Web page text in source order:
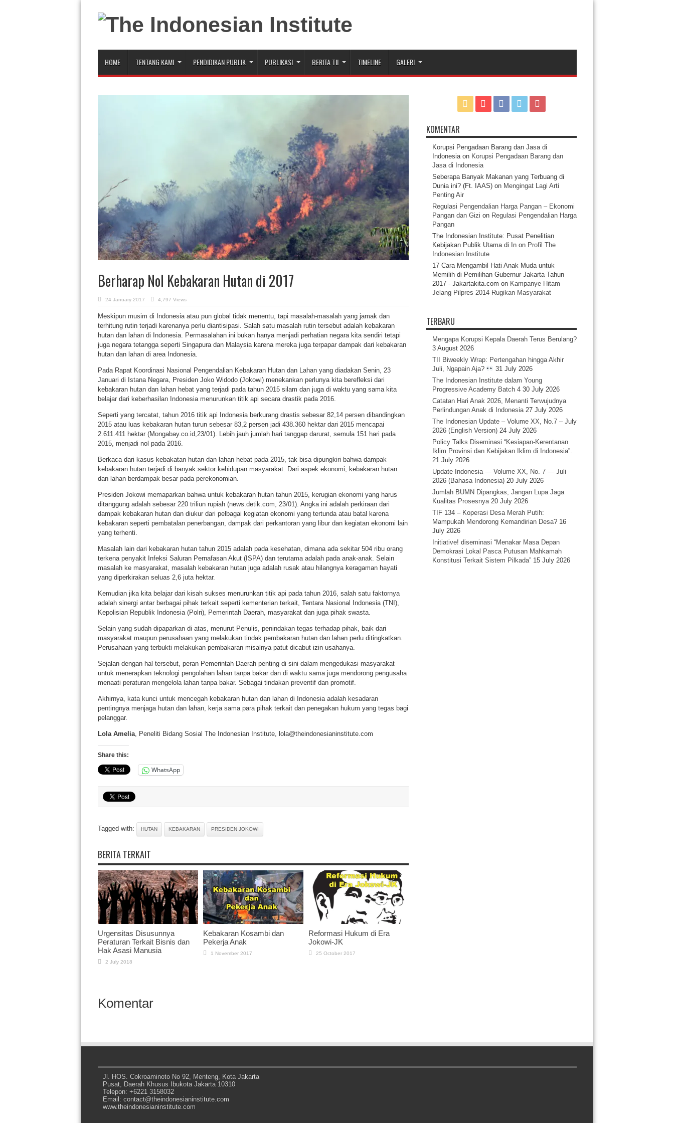
HOME TENTANG KAMI PENDIDIKAN PUBLIK PUBLIKASI BERITA TII TIMELINE GALERI
Berharap Nol Kebakaran Hutan di 2017
24 January 2017 4,797 Views
Meskipun musim di Indonesia atau pun global tidak menentu, tapi masalah-masalah yang jamak dan
terhitung rutin terjadi karenanya perlu diantisipasi. Salah satu masalah rutin tersebut adalah kebakaran
hutan dan lahan di Indonesia. Permasalahan ini bukan hanya menjadi perhatian negara kita sendiri tetapi
juga negara tetangga seperti Singapura dan Malaysia karena mereka juga terpapar dampak dari kebakaran
hutan dan lahan di area Indonesia.
Pada Rapat Koordinasi Nasional Pengendalian Kebakaran Hutan dan Lahan yang diadakan Senin, 23
Januari di Istana Negara, Presiden Joko Widodo (Jokowi) menekankan perlunya kita berefleksi dari
kebakaran hutan dan lahan hebat yang terjadi pada tahun 2015 silam dan juga di waktu yang sama kita
belajar dari keberhasilan Indonesia menurunkan titik api secara drastik pada 2016.
Seperti yang tercatat, tahun 2016 titik api Indonesia berkurang drastis sebesar 82,14 persen dibandingkan
2015 atau luas kebakaran hutan turun sebesar 83,2 persen jadi 438.360 hektar dari 2015 mencapai
2.611.411 hektar (Mongabay.co.id,23/01). Lebih jauh jumlah hari tanggap darurat, semula 151 hari pada
2015, menjadi nol pada 2016.
Berkaca dari kasus kebakatan hutan dan lahan hebat pada 2015, tak bisa dipungkiri bahwa dampak
kebakaran hutan terjadi di banyak sektor kehidupan masyarakat. Dari aspek ekonomi, kebakaran hutan
dan lahan berdampak besar pada perekonomian.
Presiden Jokowi memaparkan bahwa untuk kebakaran hutan tahun 2015, kerugian ekonomi yang harus
ditanggung adalah sebesar 220 triliun rupiah (news.detik.com, 23/01). Angka ini adalah perkiraan dari
dampak kebakaran hutan dan diukur dari pelbagai kegiatan ekonomi yang tertunda atau batal karena
kebakaran seperti pembatalan penerbangan, dampak dari perkantoran yang libur dan kegiatan ekonomi lain
yang terhenti.
Masalah lain dari kebakaran hutan tahun 2015 adalah pada kesehatan, dimana ada sekitar 504 ribu orang
terkena penyakit Infeksi Saluran Pernafasan Akut (ISPA) dan terutama adalah pada anak-anak. Selain
masalah ke masyarakat, masalah kebakaran hutan juga adalah rusak atau hilangnya keragaman hayati
yang diperkirakan seluas 2,6 juta hektar.
Kemudian jika kita belajar dari kisah sukses menurunkan titik api pada tahun 2016, salah satu faktornya
adalah sinergi antar berbagai pihak terkait seperti kementerian terkait, Tentara Nasional Indonesia (TNI),
Kepolisian Republik Indonesia (Polri), Pemerintah Daerah, masyarakat dan juga pihak swasta.
Selain yang sudah dipaparkan di atas, menurut Penulis, penindakan tegas terhadap pihak, baik dari
masyarakat maupun perusahaan yang melakukan tindak pembakaran hutan dan lahan perlu ditingkatkan.
Perusahaan yang terbukti melakukan pembakaran misalnya patut dicabut izin usahanya.
Sejalan dengan hal tersebut, peran Pemerintah Daerah penting di sini dalam mengedukasi masyarakat
untuk menerapkan teknologi pengolahan lahan tanpa bakar dan di waktu sama juga mendorong pengusaha
menaati peraturan mengelola lahan tanpa bakar. Sebagai tindakan preventif dan promotif.
Akhirnya, kata kunci untuk mencegah kebakaran hutan dan lahan di Indonesia adalah kesadaran
pentingnya menjaga hutan dan lahan, kerja sama para pihak terkait dan penegakan hukum yang tegas bagi
pelanggar.
Lola Amelia, Peneliti Bidang Sosial The Indonesian Institute, lola@theindonesianinstitute.com
Share this:
WhatsApp
Tagged with: HUTAN KEBAKARAN PRESIDEN JOKOWI
BERITA TERKAIT
Urgensitas Disusunnya
Peraturan Terkait Bisnis dan
Hak Asasi Manusia
2 July 2018
Kebakaran Kosambi dan
Pekerja Anak
1 November 2017
Reformasi Hukum di Era
Jokowi-JK
25 October 2017
Komentar
KOMENTAR
Korupsi Pengadaan Barang dan Jasa di
Indonesiaon Korupsi Pengadaan Barang dan
Jasa di Indonesia
Seberapa Banyak Makanan yang Terbuang di
Dunia ini? (Ft. IAAS)on Mengingat Lagi Arti
Penting Air
Regulasi Pengendalian Harga Pangan – Ekonomi
Pangan dan Gizi on Regulasi Pengendalian Harga
Pangan
The Indonesian Institute: Pusat Penelitian
Kebijakan Publik Utama di Inon Profil The
Indonesian Institute
17 Cara Mengambil Hati Anak Muda untuk
Memilih di Pemilihan Gubernur Jakarta Tahun
2017 - Jakartakita.com on Kampanye Hitam
Jelang Pilpres 2014 Rugikan Masyarakat
TERBARU
Mengapa Korupsi Kepala Daerah Terus Berulang?
3 August 2026
TII Biweekly Wrap: Pertengahan hingga Akhir
Juli, Ngapain Aja?
31 July 2026
The Indonesian Institute dalam Young
Progressive Academy Batch 4 30 July 2026
Catatan Hari Anak 2026, Menanti Terwujudnya
Perlindungan Anak di Indonesia 27 July 2026
The Indonesian Update – Volume XX, No.7 – July
2026 (English Version) 24 July 2026
Policy Talks Diseminasi “Kesiapan-Kerentanan
Iklim Provinsi dan Kebijakan Iklim di Indonesia”.
21 July 2026
Update Indonesia — Volume XX, No. 7 — Juli
2026 (Bahasa Indonesia) 20 July 2026
Jumlah BUMN Dipangkas, Jangan Lupa Jaga
Kualitas Prosesnya 20 July 2026
TIF 134 – Koperasi Desa Merah Putih:
Mampukah Mendorong Kemandirian Desa? 16
July 2026
Initiative! diseminasi “Menakar Masa Depan
Demokrasi Lokal Pasca Putusan Mahkamah
Konstitusi Terkait Sistem Pilkada” 15 July 2026
Jl. HOS. Cokroaminoto No 92, Menteng, Kota Jakarta
Pusat, Daerah Khusus Ibukota Jakarta 10310
Telepon: +6221 3158032
Email: contact@theindonesianinstitute.com
www.theindonesianinstitute.com